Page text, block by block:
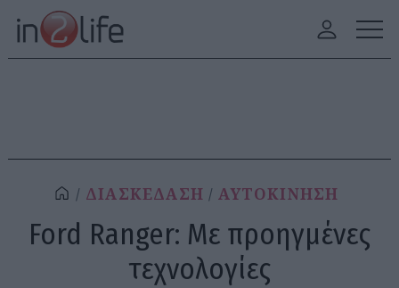
ΔΙΑΣΚΕΔΑΣΗ ΑΥΤΟΚΙΝΗΣΗ
Ford Ranger: Με προηγμένες
τεχνολογίες